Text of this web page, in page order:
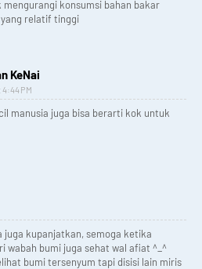
mengurangi konsumsi bahan bakar
relatif tinggi
KeNai
4:44 PM
manusia juga bisa berarti kok untuk
juga kupanjatkan, semoga ketika
wabah bumi juga sehat wal afiat ^_^
bumi tersenyum tapi disisi lain miris